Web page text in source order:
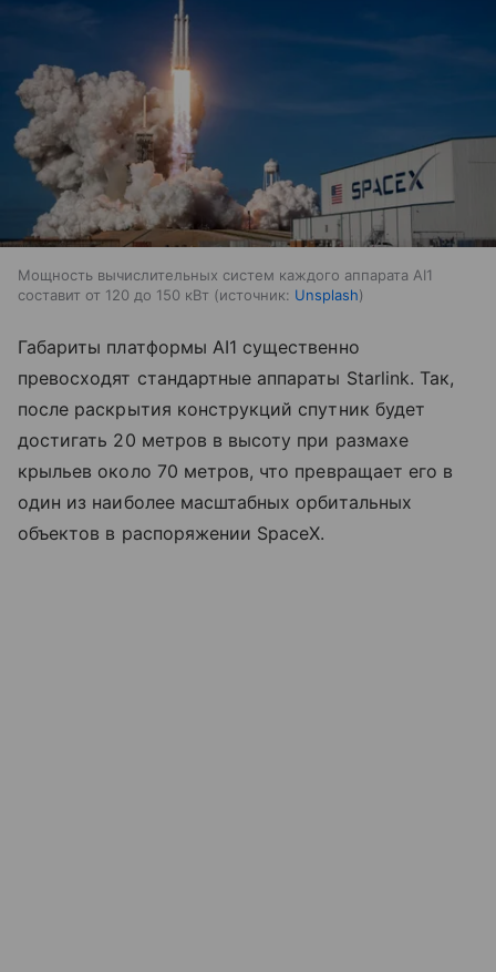
Мощность вычислительных систем каждого аппарата AI1
составит от 120 до 150 кВт
источник: Unsplash
Габариты платформы AI1 существенно
превосходят стандартные аппараты Starlink. Так,
после раскрытия конструкций спутник будет
достигать 20 метров в высоту при размахе
крыльев около 70 метров, что превращает его в
один из наиболее масштабных орбитальных
объектов в распоряжении SpaceX.